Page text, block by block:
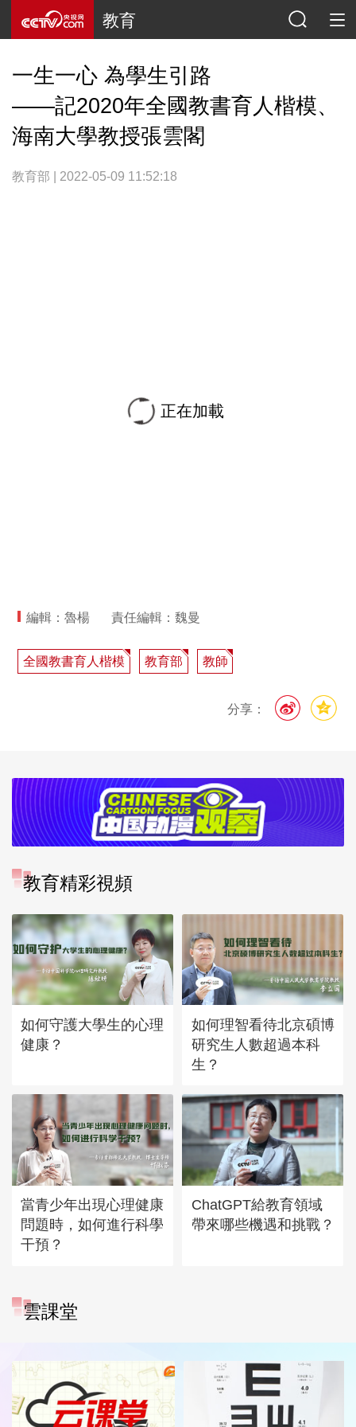
教育
一生一心 為學生引路
——記2020年全國教書育人楷模、
海南大學教授張雲閣
教育部 | 2022-05-09 11:52:18
正在加載
編輯：魯楊 責任編輯：魏曼
全國教書育人楷模 教育部 教師
分享：
教育精彩視頻
如何守護大學生的心理
健康？
如何理智看待北京碩博
研究生人數超過本科
生？
當青少年出現心理健康
問題時，如何進行科學
干預？
ChatGPT給教育領域
帶來哪些機遇和挑戰？
雲課堂